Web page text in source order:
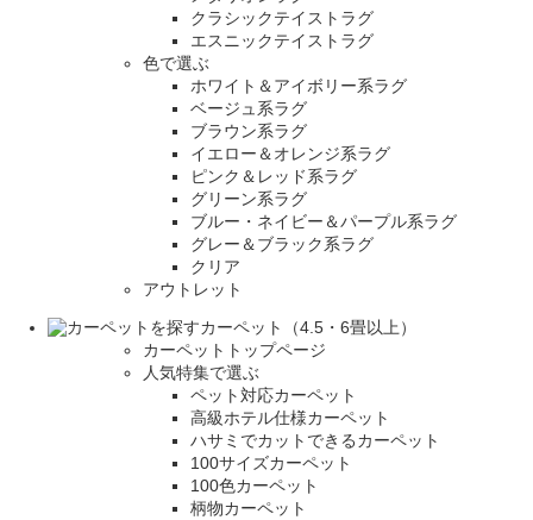
クラシックテイストラグ
エスニックテイストラグ
色で選ぶ
ホワイト＆アイボリー系ラグ
ベージュ系ラグ
ブラウン系ラグ
イエロー＆オレンジ系ラグ
ピンク＆レッド系ラグ
グリーン系ラグ
ブルー・ネイビー＆パープル系ラグ
グレー＆ブラック系ラグ
クリア
アウトレット
カーペット（4.5・6畳以上）
カーペットトップページ
人気特集で選ぶ
ペット対応カーペット
高級ホテル仕様カーペット
ハサミでカットできるカーペット
100サイズカーペット
100色カーペット
柄物カーペット